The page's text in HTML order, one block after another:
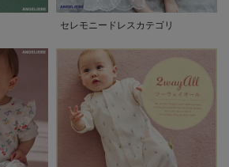
セレモニードレスカテゴリ